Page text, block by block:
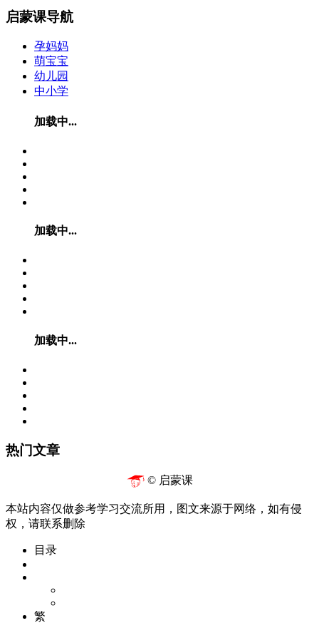
启蒙课导航
孕妈妈
萌宝宝
幼儿园
中小学
加载中...
加载中...
加载中...
热门文章
© 启蒙课
本站内容仅做参考学习交流所用，图文来源于网络，如有侵
权，请联系删除
目录
繁